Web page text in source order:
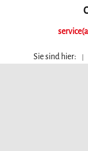
Sie sind hier: